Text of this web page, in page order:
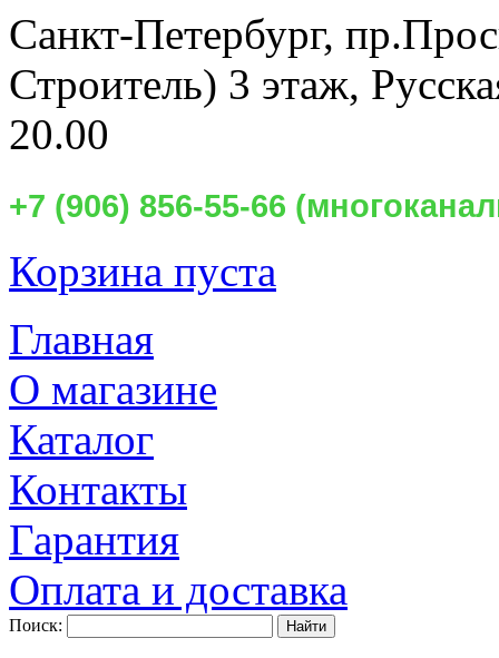
Санкт-Петербург,
Строитель) 3 этаж,
20.00
+7 (906) 856-55-66
Корзина пуста
Главная
О магазине
Каталог
Контакты
Гарантия
Оплата и доставка
Поиск: